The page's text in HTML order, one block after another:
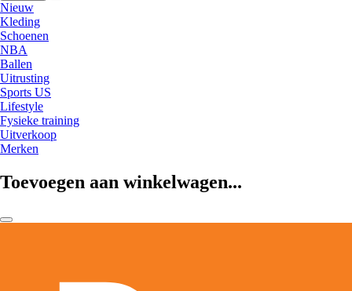
Nieuw
Kleding
Schoenen
NBA
Ballen
Uitrusting
Sports US
Lifestyle
Fysieke training
Uitverkoop
Merken
Toevoegen aan winkelwagen...